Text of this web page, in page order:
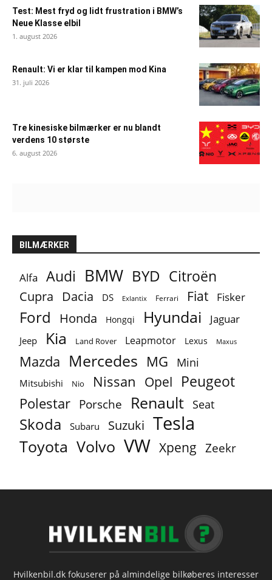
Test: Mest fryd og lidt frustration i BMW’s
Neue Klasse elbil
1. august 2026
Renault: Vi er klar til kampen mod Kina
31. juli 2026
Tre kinesiske bilmærker er nu blandt
verdens 10 største
6. august 2026
BILMÆRKER
Alfa Audi BMW BYD Citroën
Cupra Dacia DS Exlantix Ferrari Fiat Fisker
Ford Honda Hongqi Hyundai Jaguar
Jeep Kia Land Rover Leapmotor Lexus Maxus
Mazda Mercedes MG Mini
Mitsubishi Nio Nissan Opel Peugeot
Polestar Porsche Renault Seat
Skoda Subaru Suzuki Tesla
Toyota Volvo VW Xpeng Zeekr
Hvilkenbil.dk fokuserer på almindelige bilkøberes interesser